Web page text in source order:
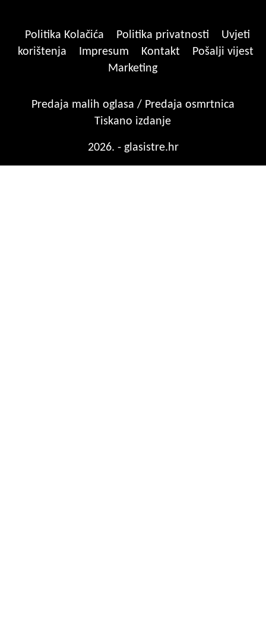
Politika Kolačića Politika privatnosti
Uvjeti
korištenja
Impresum Kontakt
Pošalji vijest
Marketing
Predaja malih oglasa / Predaja osmrtnica
Tiskano izdanje
2026. - glasistre.hr